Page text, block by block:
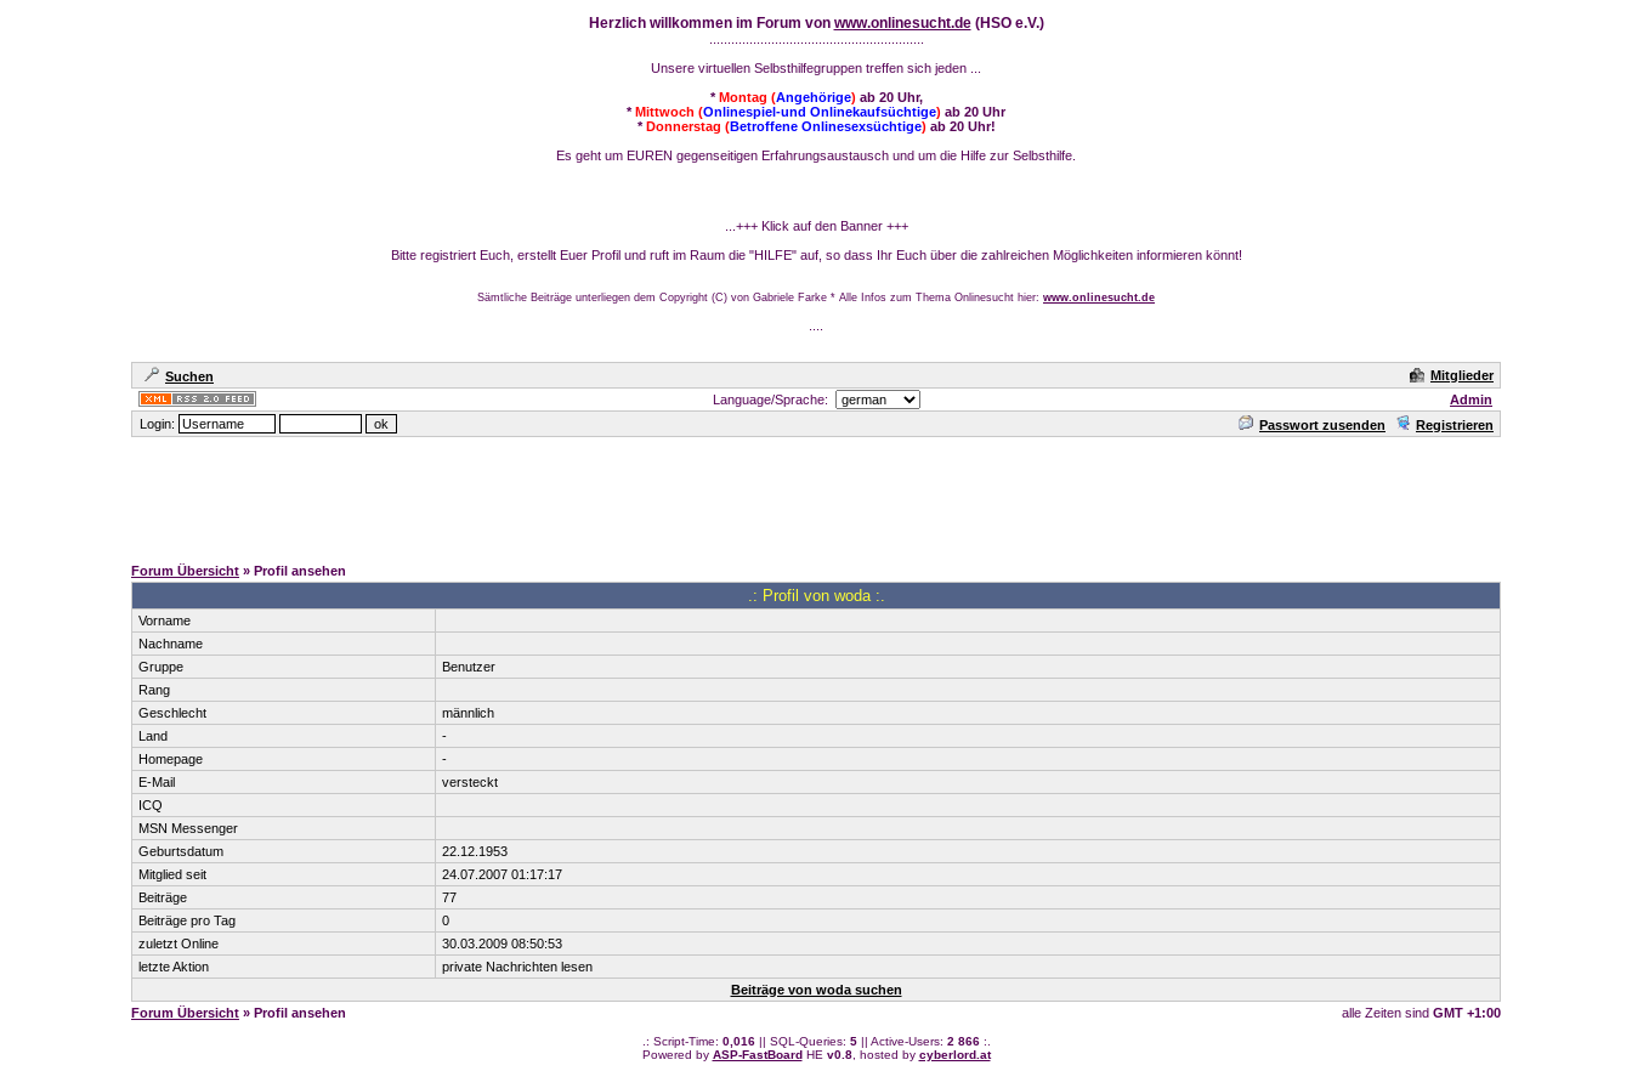
Herzlich willkommen im Forum von www.onlinesucht.de(HSO e.V.)
Unsere virtuellen Selbsthilfegruppen treffen sich jeden ...
*Montag (Angehörige) ab 20 Uhr,
*Mittwoch (Onlinespiel-und Onlinekaufsüchtige) ab 20 Uhr
*Donnerstag (Betroffene Onlinesexsüchtige) ab 20 Uhr!
Es geht um EUREN gegenseitigen Erfahrungsaustausch und um die Hilfe zur Selbsthilfe.
...+++ Klick auf den Banner +++
Bitte registriert Euch, erstellt Euer Profil und ruft im Raum die "HILFE" auf, so dass Ihr Euch über die zahlreichen Möglichkeiten informieren könnt!
Sämtliche Beiträge unterliegen dem Copyright (C) von Gabriele Farke * Alle Infos zum Thema Onlinesucht hier: www.onlinesucht.de
Suchen
Mitglieder
Language/Sprache:
Admin
Login:
Passwort zusenden Registrieren
Forum Übersicht » Profil ansehen
.: Profil von woda :.
Vorname
Nachname
Gruppe
Benutzer
Rang
Geschlecht
männlich
Land
-
Homepage
-
E-Mail
versteckt
ICQ
MSN Messenger
Geburtsdatum
22.12.1953
Mitglied seit
24.07.2007 01:17:17
Beiträge
77
Beiträge pro Tag
0
zuletzt Online
30.03.2009 08:50:53
letzte Aktion
private Nachrichten lesen
Beiträge von woda suchen
Forum Übersicht » Profil ansehen alle Zeiten sind GMT +1:00
.: Script-Time: 0,016|| SQL-Queries: 5|| Active-Users: 2 866:.
Powered by ASP-FastBoardHE v0.8, hosted by cyberlord.at